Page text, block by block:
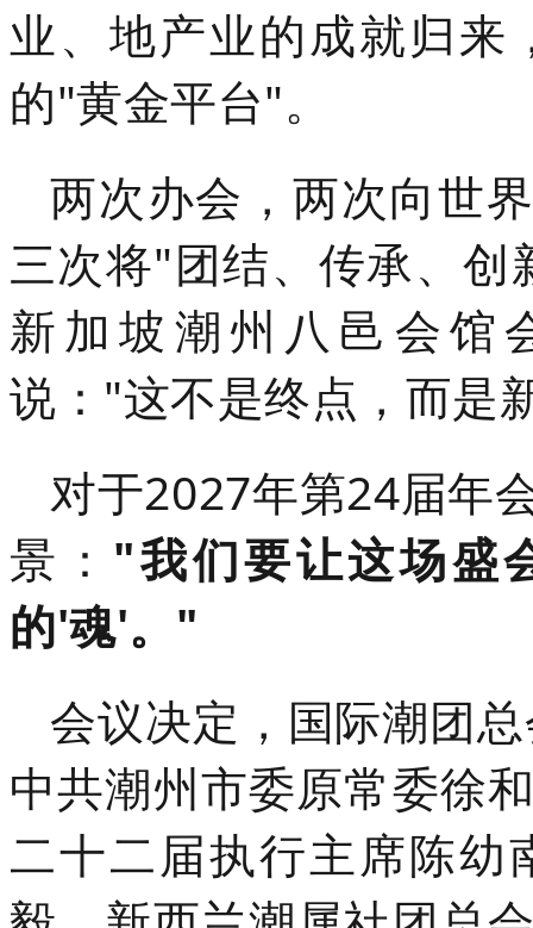
业、地产业的成就归来
的"黄金平台"。
两次办会，两次向世
三次将"团结、传承、
新加坡潮州八邑会馆
说："这不是终点，而是
对于2027年第24届年
景： "我们要让这场盛
的'魂'。"
会议决定， 国际潮团
中共潮州市委原常委徐
二十二届执行主席陈幼